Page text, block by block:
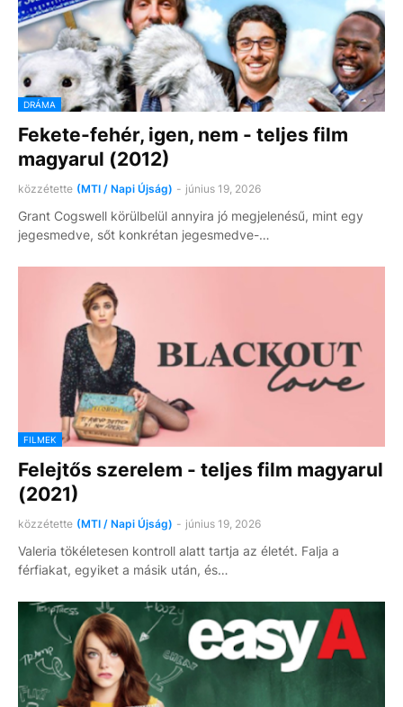
DRÁMA
Fekete-fehér, igen, nem - teljes film
magyarul (2012)
közzétette (MTI / Napi Újság) - június 19, 2026
Grant Cogswell körülbelül annyira jó megjelenésű, mint egy
jegesmedve, sőt konkrétan jegesmedve-…
FILMEK
Felejtős szerelem - teljes film magyarul
(2021)
közzétette (MTI / Napi Újság) - június 19, 2026
Valeria tökéletesen kontroll alatt tartja az életét. Falja a
férfiakat, egyiket a másik után, és…